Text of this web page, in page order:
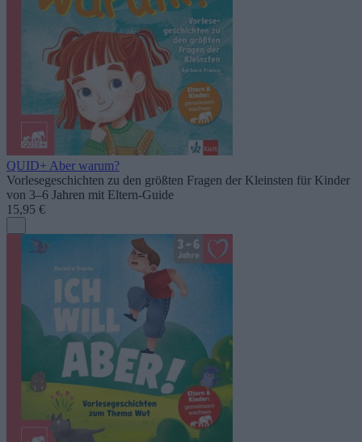
QUID+ Aber warum?
Vorlesegeschichten zu den größten Fragen der Kleinsten für Kinder
von 3–6 Jahren mit Eltern-Guide
15,95 €